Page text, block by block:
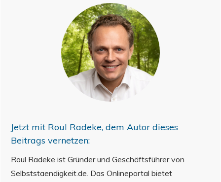
Jetzt mit Roul Radeke, dem Autor dieses
Beitrags vernetzen:
Roul Radeke ist Gründer und Geschäftsführer von
Selbststaendigkeit.de. Das Onlineportal bietet